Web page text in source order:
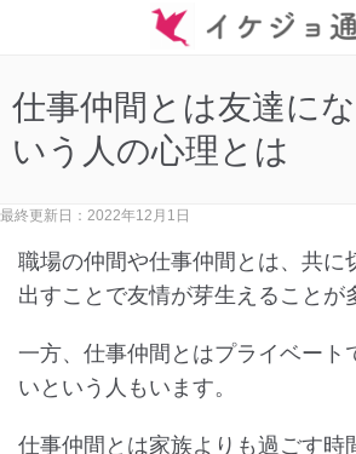
仕事仲間とは友達に
いう人の心理とは
最終更新日：2022年12月1日
職場の仲間や仕事仲間とは、共に
出すことで友情が芽生えることが
一方、仕事仲間とはプライベート
いという人もいます。
仕事仲間とは家族よりも過ごす時